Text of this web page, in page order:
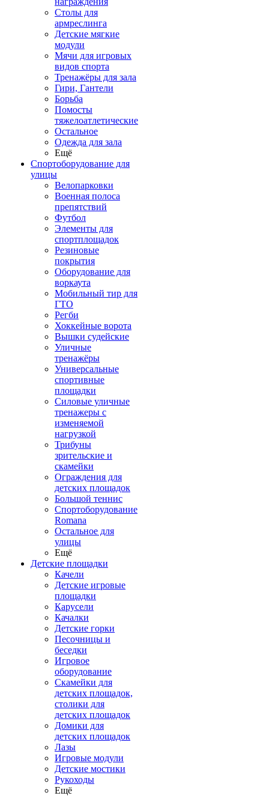
Столы для
армреслинга
Детские мягкие
модули
Мячи для игровых
видов спорта
Тренажёры для зала
Гири, Гантели
Борьба
Помосты
тяжелоатлетические
Остальное
Одежда для зала
Ещё
Спортоборудование для
улицы
Велопарковки
Военная полоса
препятствий
Футбол
Элементы для
спортплощадок
Резиновые
покрытия
Оборудование для
воркаута
Мобильный тир для
ГТО
Регби
Хоккейные ворота
Вышки судейские
Уличные
тренажёры
Универсальные
спортивные
площадки
Силовые уличные
тренажеры с
изменяемой
нагрузкой
Трибуны
зрительские и
скамейки
Ограждения для
детских площадок
Большой теннис
Спортоборудование
Romana
Остальное для
улицы
Ещё
Детские площадки
Качели
Детские игровые
площадки
Карусели
Качалки
Детские горки
Песочницы и
беседки
Игровое
оборудование
Скамейки для
детских площадок,
столики для
детских площадок
Домики для
детских площадок
Лазы
Игровые модули
Детские мостики
Рукоходы
Ещё